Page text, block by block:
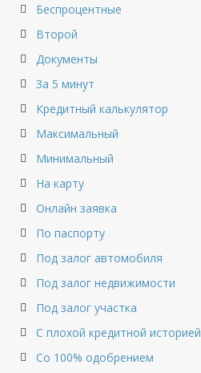
Беспроцентные
Второй
Документы
За 5 минут
Кредитный калькулятор
Максимальный
Минимальный
На карту
Онлайн заявка
По паспорту
Под залог автомобиля
Под залог недвижимости
Под залог участка
С плохой кредитной историей
Со 100% одобрением